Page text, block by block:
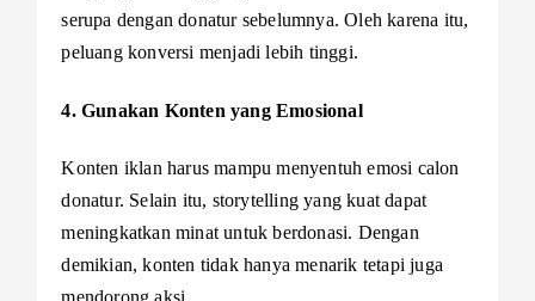
serupa dengan donatur sebelumnya. Oleh karena itu,
peluang konversi menjadi lebih tinggi.
4. Gunakan Konten yang Emosional
Konten iklan harus mampu menyentuh emosi calon
donatur. Selain itu, storytelling yang kuat dapat
meningkatkan minat untuk berdonasi. Dengan
demikian, konten tidak hanya menarik tetapi juga